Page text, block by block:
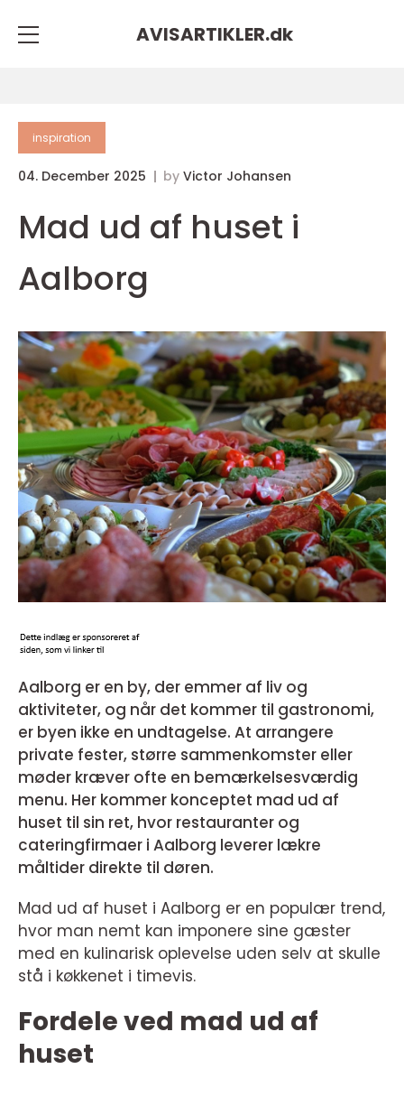
AVISARTIKLER.dk
inspiration
04. December 2025 by Victor Johansen
Mad ud af huset i
Aalborg
Aalborg er en by, der emmer af liv og
aktiviteter, og når det kommer til gastronomi,
er byen ikke en undtagelse. At arrangere
private fester, større sammenkomster eller
møder kræver ofte en bemærkelsesværdig
menu. Her kommer konceptet mad ud af
huset til sin ret, hvor restauranter og
cateringfirmaer i Aalborg leverer lækre
måltider direkte til døren.
Mad ud af huset i Aalborg er en populær trend,
hvor man nemt kan imponere sine gæster
med en kulinarisk oplevelse uden selv at skulle
stå i køkkenet i timevis.
Fordele ved mad ud af
huset